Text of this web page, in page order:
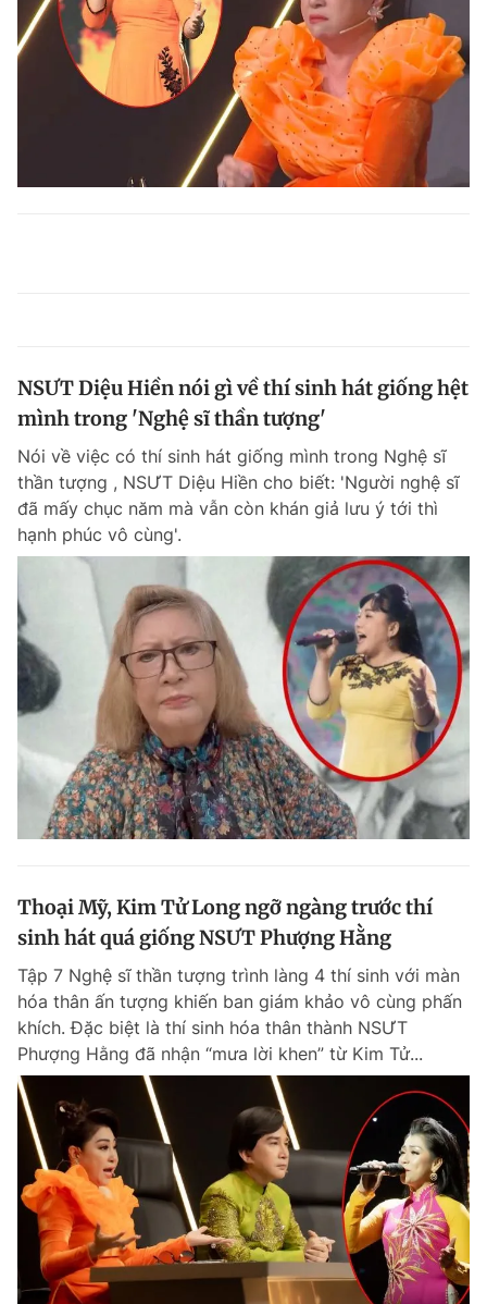
NSƯT Diệu Hiền nói gì về thí sinh hát giống hệt
mình trong 'Nghệ sĩ thần tượng'
Nói về việc có thí sinh hát giống mình trong Nghệ sĩ
thần tượng , NSƯT Diệu Hiền cho biết: 'Người nghệ sĩ
đã mấy chục năm mà vẫn còn khán giả lưu ý tới thì
hạnh phúc vô cùng'.
Thoại Mỹ, Kim Tử Long ngỡ ngàng trước thí
sinh hát quá giống NSƯT Phượng Hằng
Tập 7 Nghệ sĩ thần tượng trình làng 4 thí sinh với màn
hóa thân ấn tượng khiến ban giám khảo vô cùng phấn
khích. Đặc biệt là thí sinh hóa thân thành NSƯT
Phượng Hằng đã nhận “mưa lời khen” từ Kim Tử...